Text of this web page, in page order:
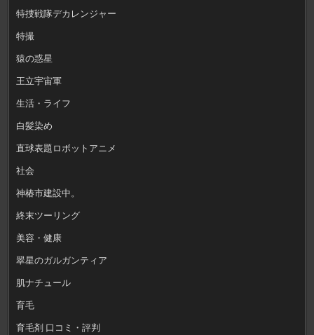
特捜戦隊デカレンジャー
特撮
猿の惑星
王立宇宙軍
生活・ライフ
白髪染め
直球表題ロボットアニメ
社会
神椿市建設中。
終末ツーリング
美容・健康
翠星のガルガンティア
肌ナチュール
育毛
育毛剤 口コミ・評判